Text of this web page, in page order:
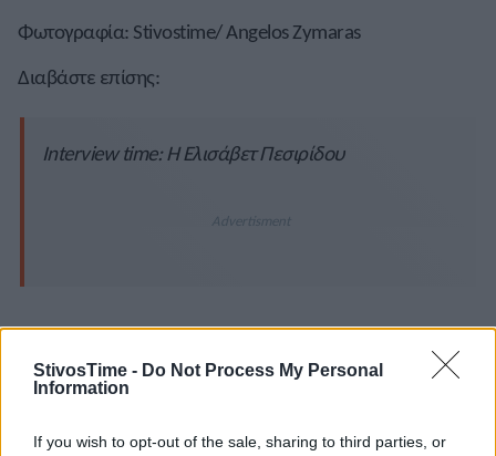
StivosTime - Do Not Process My Personal
Information
If you wish to opt-out of the sale, sharing to third parties, or
Φωτογραφία: Stivostime/ Angelos Zymaras
Διαβάστε επίσης:
Interview time: Η Ελισάβετ Πεσιρίδου